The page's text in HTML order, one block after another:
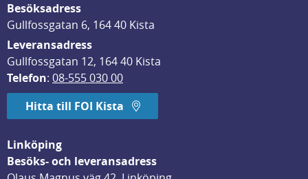
Besöksadress
Gullfossgatan 6, 164 40 Kista
Leveransadress
Gullfossgatan 12, 164 40 Kista
Telefon: 08-555 030 00
Hitta till FOI Kista
Linköping
Besöks- och leveransadress